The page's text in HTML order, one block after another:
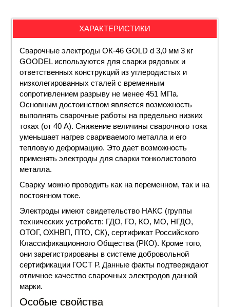
ХАРАКТЕРИСТИКИ
Сварочные электроды ОК-46 GOLD d 3,0 мм 3 кг
GOODEL используются для сварки рядовых и
ответственных конструкций из углеродистых и
низколегированных сталей с временным
сопротивлением разрыву не менее 451 МПа.
Основным достоинством является возможность
выполнять сварочные работы на предельно низких
токах (от 40 А). Снижение величины сварочного тока
уменьшает нагрев свариваемого металла и его
тепловую деформацию. Это дает возможность
применять электроды для сварки тонколистового
металла.
Сварку можно проводить как на переменном, так и на
постоянном токе.
Электроды имеют свидетельство НАКС (группы
технических устройств: ГДО, ГО, КО, МО, НГДО,
ОТОГ, ОХНВП, ПТО, СК), сертификат Российского
Классификационного Общества (РКО). Кроме того,
они зарегистрированы в системе добровольной
сертификации ГОСТ Р. Данные факты подтверждают
отличное качество сварочных электродов данной
марки.
Особые свойства